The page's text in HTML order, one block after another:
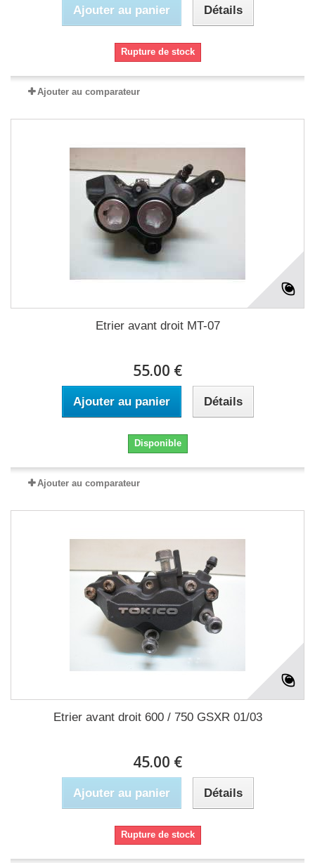
Ajouter au panier Détails
Rupture de stock
Ajouter au comparateur
Etrier avant droit MT-07
55.00 €
Ajouter au panier Détails
Disponible
Ajouter au comparateur
Etrier avant droit 600 / 750 GSXR 01/03
45.00 €
Ajouter au panier Détails
Rupture de stock